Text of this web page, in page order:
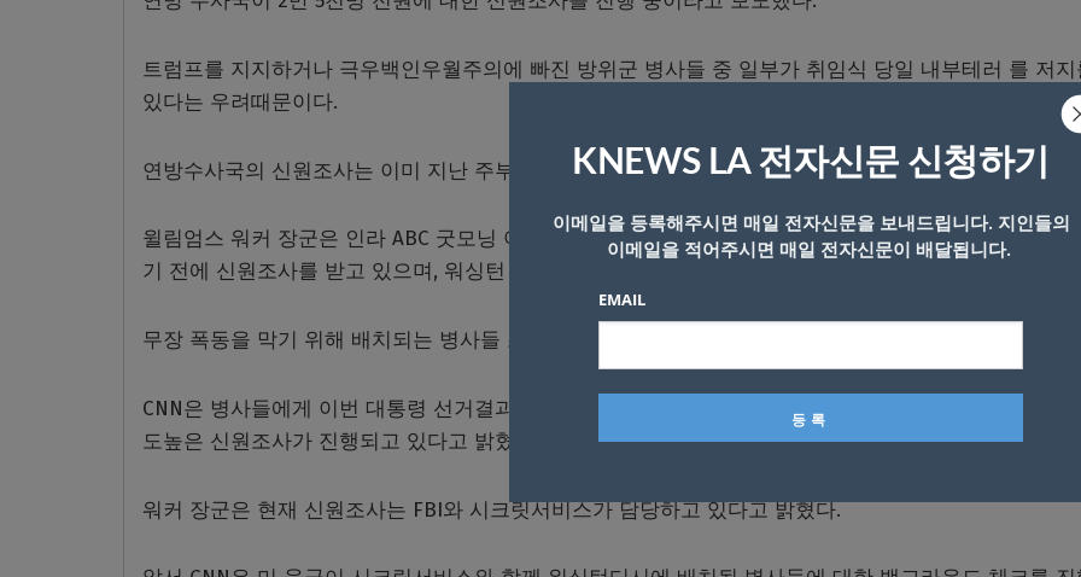
트럼프를 지지하거나 극우백인우월주의에 빠진 방위군 병사들 중 일부가 취임식 당일 내부테러 를 저
있다는 우려때문이다.
연방수사국의 신원조사는 이미 지난 주부터 시작돼 오는 20일 전까지 완료할 것으로 알려졌다.
윌림엄스 워커 장군은 인라 ABC 굿모닝 아메리카에 출연해 주방위군들인 워싱턴 배치를 위해 소속 주
기 전에 신원조사를 받고 있으며, 워싱턴 거리에 배치될때까지 반복적으로 계속될 것이라고 말했다.
무장 폭동을 막기 위해 배치되는 병사들 조차 믿지 못하는 어처구니 없는 상황이 벌어지고 있는 것이다.
CNN은 병사들에게 이번 대통령 선거결과를 수용하는 지 여부를 묻는 지는 워커 장군이 밝히지 않았으
도높은 신원조사가 진행되고 있다고 밝혔다고 전했다.
워커 장군은 현재 신원조사는 FBI와 시크릿서비스가 담당하고 있다고 밝혔다.
KNEWS LA 전자신문 신청하기
이메일을 등록해주시면 매일 전자신문을 보내드립니다. 지인들의
이메일을 적어주시면 매일 전자신문이 배달됩니다.
EMAIL